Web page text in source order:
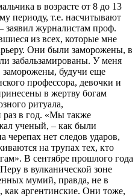
в возрасте от 8 до 13
периоду, т.е. насчитывают
заявил журналистам проф.
из всех, которые мне
Они были заморожены, в
забальзамированы. У меня
заморожены, будучи еще
профессора, девочки и
в жертву богам
ритуала,
раз в год. «Мы также
ученый, – как были
черепах нет следов ударов,
на трупах тех, кто
В сентябре прошлого года
в вулканической зоне
мумий, правда, не в
как аргентинские. Они тоже,